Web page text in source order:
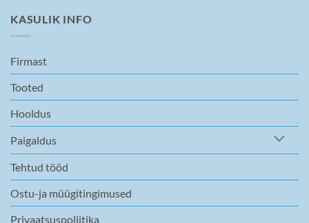
KASULIK INFO
Firmast
Tooted
Hooldus
Paigaldus
Tehtud tööd
Ostu-ja müügitingimused
Privaatsuspoliitika